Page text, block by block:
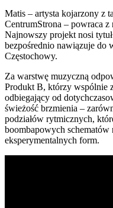
Matis – artysta kojarzony z
CentrumStrona – powraca
Najnowszy projekt nosi
bezpośrednio nawiązuje do
Częstochowy.
Za warstwę muzyczną
Produkt B, którzy wspólnie
odbiegający od
świeżość brzmienia –
podziałów rytmicznych,
boombapowych schematów
eksperymentalnych form.